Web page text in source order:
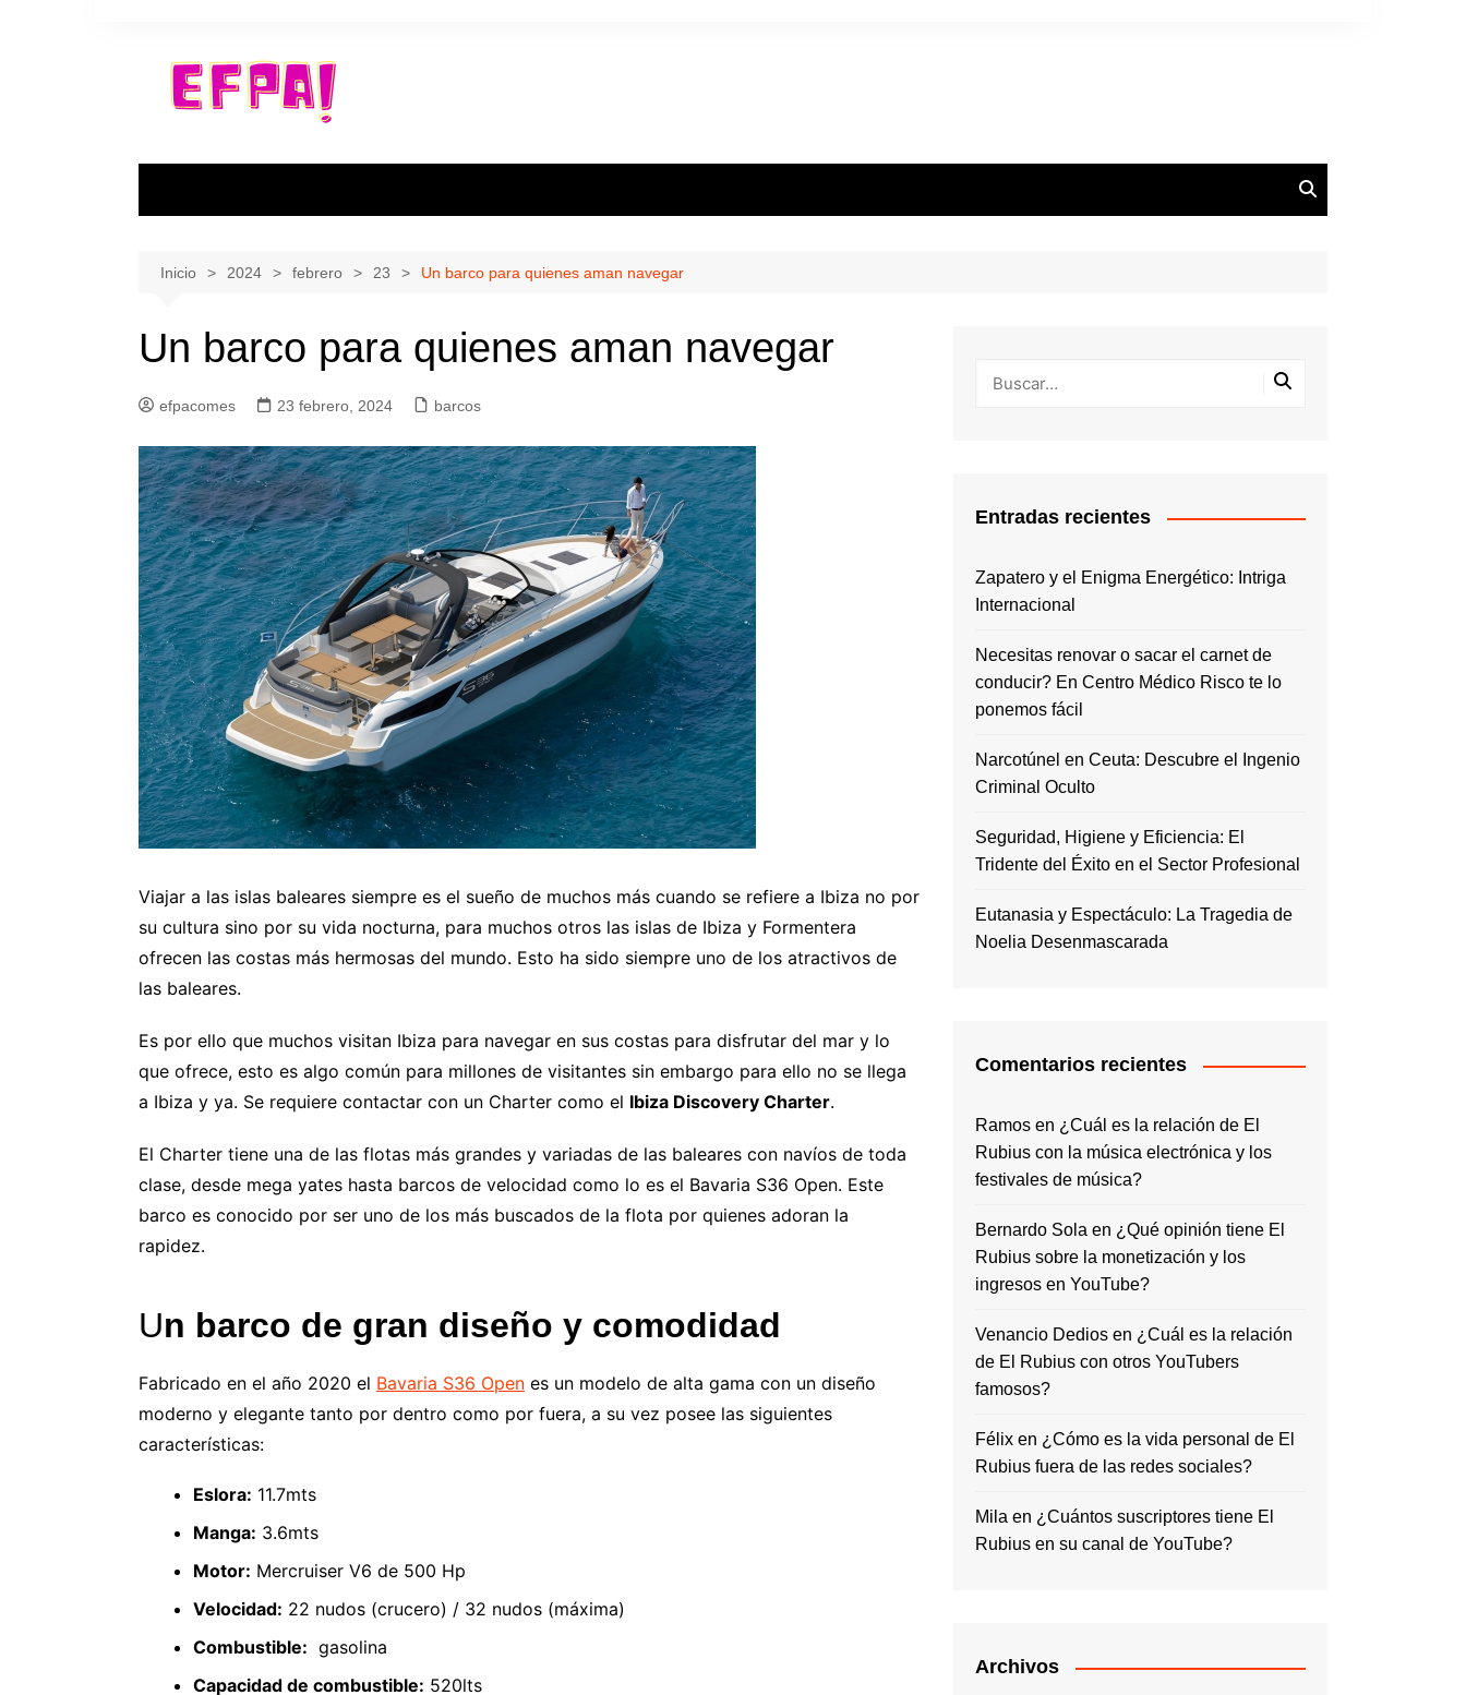
Inicio 2024 febrero 23 Un barco para quienes aman navegar
Un barco para quienes aman navegar
efpacomes 23 febrero, 2024 barcos
Viajar a las islas baleares siempre es el sueño de muchos más cuando se refiere a Ibiza no por
su cultura sino por su vida nocturna, para muchos otros las islas de Ibiza y Formentera
ofrecen las costas más hermosas del mundo. Esto ha sido siempre uno de los atractivos de
las baleares.
Es por ello que muchos visitan Ibiza para navegar en sus costas para disfrutar del mar y lo
que ofrece, esto es algo común para millones de visitantes sin embargo para ello no se llega
a Ibiza y ya. Se requiere contactar con un Charter como el Ibiza Discovery Charter.
El Charter tiene una de las flotas más grandes y variadas de las baleares con navíos de toda
clase, desde mega yates hasta barcos de velocidad como lo es el Bavaria S36 Open. Este
barco es conocido por ser uno de los más buscados de la flota por quienes adoran la
rapidez.
Un barco de gran diseño y comodidad
Fabricado en el año 2020 el Bavaria S36 Open es un modelo de alta gama con un diseño
moderno y elegante tanto por dentro como por fuera, a su vez posee las siguientes
características:
Eslora: 11.7mts
Manga: 3.6mts
Motor: Mercruiser V6 de 500 Hp
Velocidad: 22 nudos (crucero) / 32 nudos (máxima)
Combustible: gasolina
Capacidad de combustible: 520lts
Entradas recientes
Zapatero y el Enigma Energético: Intriga
Internacional
Necesitas renovar o sacar el carnet de
conducir? En Centro Médico Risco te lo
ponemos fácil
Narcotúnel en Ceuta: Descubre el Ingenio
Criminal Oculto
Seguridad, Higiene y Eficiencia: El
Tridente del Éxito en el Sector Profesional
Eutanasia y Espectáculo: La Tragedia de
Noelia Desenmascarada
Comentarios recientes
Ramosen ¿Cuál es la relación de El
Rubius con la música electrónica y los
festivales de música?
Bernardo Sola en ¿Qué opinión tiene El
Rubius sobre la monetización y los
ingresos en YouTube?
Venancio Dediosen ¿Cuál es la relación
de El Rubius con otros YouTubers
famosos?
Félixen ¿Cómo es la vida personal de El
Rubius fuera de las redes sociales?
Mila en ¿Cuántos suscriptores tiene El
Rubius en su canal de YouTube?
Archivos